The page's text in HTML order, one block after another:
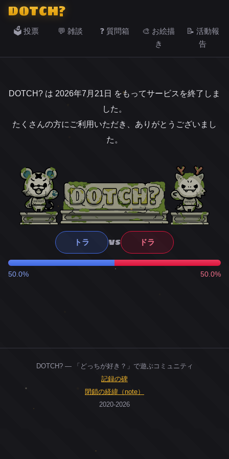
DOTCH?
🗳️ 投票 💬 雑談 ❓ 質問箱
🎨 お絵描
き
📝 活動報
告
DOTCH? は 2026年7月21日 をもってサービスを終了しま
した。
たくさんの方にご利用いただき、ありがとうございまし
た。
トラ VS ドラ
50.0% 50.0%
DOTCH? — 「どっちが好き？」で遊ぶコミュニティ
記録の碑
閉鎖の経緯（note）
2020-2026